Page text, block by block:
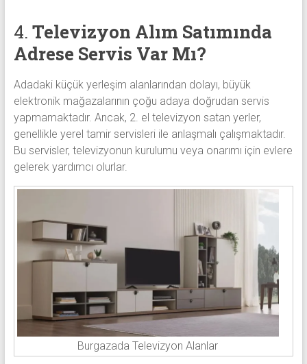
4. Televizyon Alım Satımında
Adrese Servis Var Mı?
Adadaki küçük yerleşim alanlarından dolayı, büyük
elektronik mağazalarının çoğu adaya doğrudan servis
yapmamaktadır. Ancak, 2. el televizyon satan yerler,
genellikle yerel tamir servisleri ile anlaşmalı çalışmaktadır.
Bu servisler, televizyonun kurulumu veya onarımı için evlere
gelerek yardımcı olurlar.
Burgazada Televizyon Alanlar